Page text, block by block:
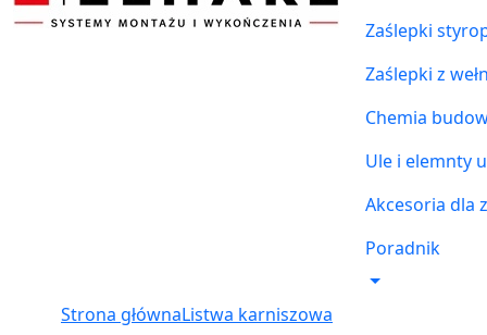
Zaślepki
Zaślepki z
Chemia
Ule i elemnty
Akcesoria dla
Poradnik
Strona głównaListwa karniszowa